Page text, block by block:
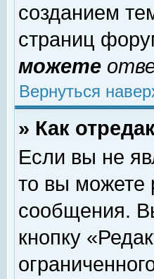
созданием
страниц
можете
Вернуться
» Как
Если вы не
то вы можете
сообщения.
кнопку